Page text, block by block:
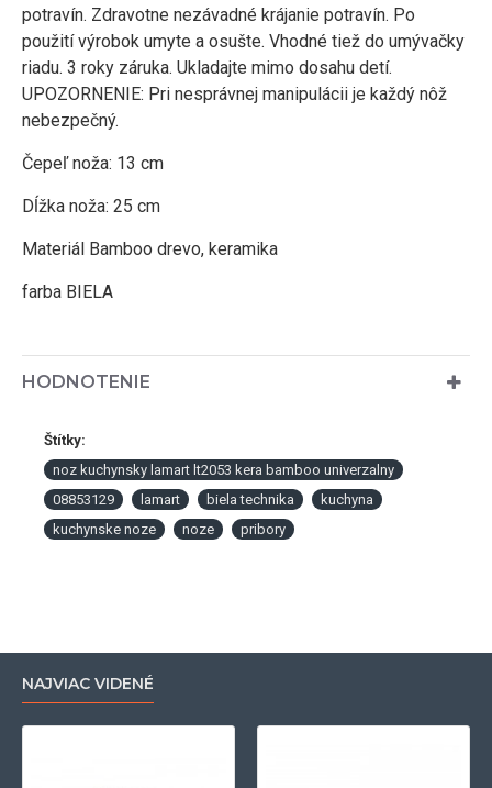
potravín. Zdravotne nezávadné krájanie potravín. Po
použití výrobok umyte a osušte. Vhodné tiež do umývačky
riadu. 3 roky záruka. Ukladajte mimo dosahu detí.
UPOZORNENIE: Pri nesprávnej manipulácii je každý nôž
nebezpečný.
Čepeľ noža: 13 cm
Dĺžka noža: 25 cm
Materiál Bamboo drevo, keramika
farba BIELA
HODNOTENIE
Štítky:
noz kuchynsky lamart lt2053 kera bamboo univerzalny
08853129
lamart biela technika
kuchyna
kuchynske noze
noze pribory
NAJVIAC VIDENÉ